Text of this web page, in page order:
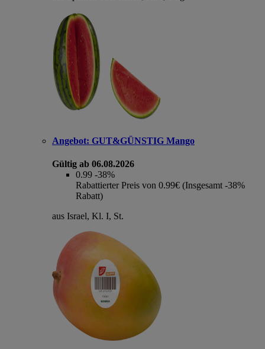
Angebot: GUT&GÜNSTIG Mango
Gültig ab 06.08.2026
0.99 -38%
Rabattierter Preis von 0.99€ (Insgesamt -38%
Rabatt)
aus Israel, Kl. I, St.